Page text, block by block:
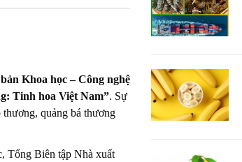
Khoa học – Công nghệ
Tinh hoa Việt Nam”. Sự
quảng bá thương
Tổng Biên tập Nhà xuất